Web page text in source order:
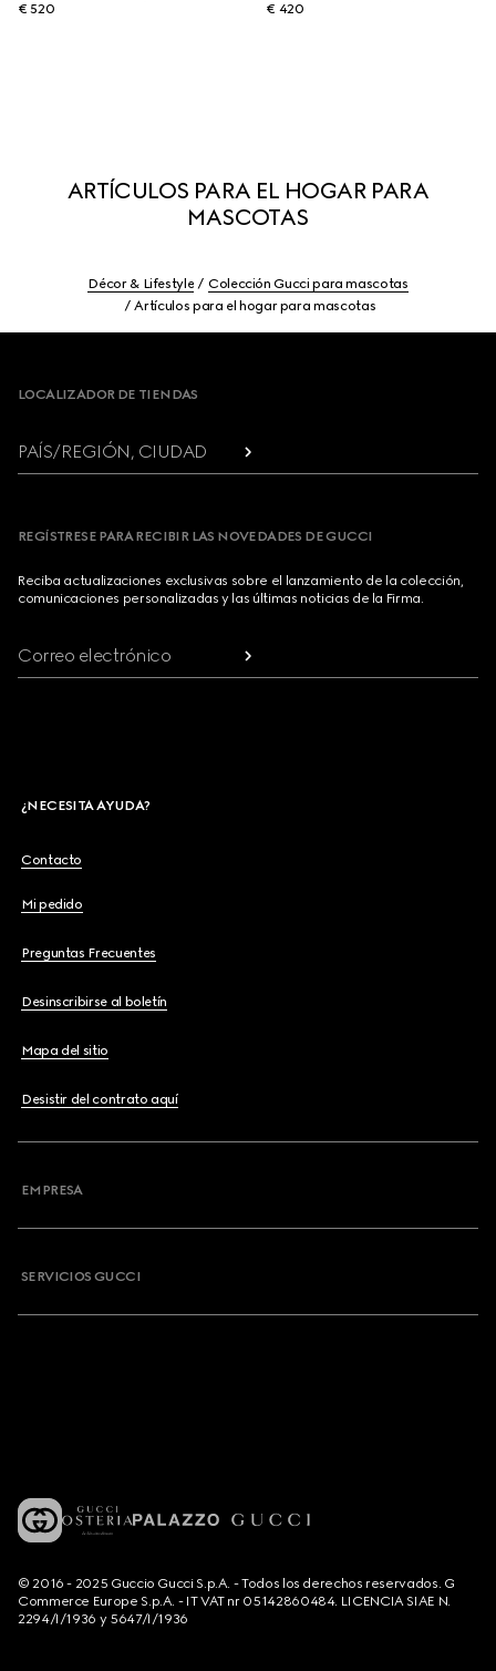
€ 520
€ 420
ARTÍCULOS PARA EL HOGAR PARA
MASCOTAS
Décor & Lifestyle
Colección Gucci para mascotas
Artículos para el hogar para mascotas
LOCALIZADOR DE TIENDAS
PAÍS/REGIÓN, CIUDAD
REGÍSTRESE PARA RECIBIR LAS NOVEDADES DE GUCCI
Reciba actualizaciones exclusivas sobre el lanzamiento de la colección,
comunicaciones personalizadas y las últimas noticias de la Firma.
Correo electrónico
¿NECESITA AYUDA?
Contacto
Mi pedido
Preguntas Frecuentes
Desinscribirse al boletín
Mapa del sitio
Desistir del contrato aquí
EMPRESA
SERVICIOS GUCCI
© 2016 - 2025 Guccio Gucci S.p.A. - Todos los derechos reservados. G
Commerce Europe S.p.A. - IT VAT nr 05142860484. LICENCIA SIAE N.
2294/I/1936 y 5647/I/1936